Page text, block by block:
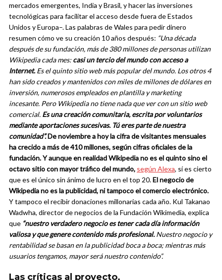
mercados emergentes, India y Brasil, y hacer las inversiones
tecnológicas para facilitar el acceso desde fuera de Estados
Unidos y Europa–. Las palabras de Wales para pedir dinero
resumen cómo ve su creación 10 años después: “Una década
después de su fundación, más de 380 millones de personas utilizan
Wikipedia cada mes: casi un tercio del mundo con acceso a
Internet. Es el quinto sitio web más popular del mundo. Los otros 4
han sido creados y mantenidos con miles de millones de dólares en
inversión, numerosos empleados en plantilla y marketing
incesante. Pero Wikipedia no tiene nada que ver con un sitio web
comercial. Es una creación comunitaria, escrita por voluntarios
mediante aportaciones sucesivas. Tú eres parte de nuestra
comunidad”.De noviembre a hoy la cifra de visitantes mensuales
ha crecido a más de410 millones, según cifras oficiales de la
fundación. Y aunque en realidad Wikipedia no es el quinto sino el
octavo sitio con mayor tráfico del mundo, según Alexa, sí es cierto
que es el único sin ánimo de lucro en el top 20.El negocio de
Wikipedia no es la publicidad, ni tampoco el comercio electrónico.
Y tampoco el recibir donaciones millonarias cada año. Kul Takanao
Wadwha, director de negocios de la Fundación Wikimedia, explica
que “nuestro verdadero negocio es tener cada día información
valiosa y que genere contenido más profesional. Nuestro negocio y
rentabilidad se basan en la publicidad boca a boca; mientras más
usuarios tengamos, mayor será nuestro contenido”.
Las críticas al proyecto.